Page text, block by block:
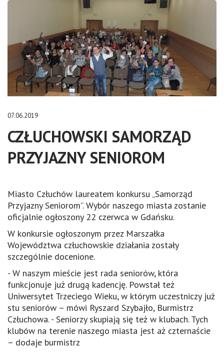
07.06.2019
CZŁUCHOWSKI SAMORZĄD
PRZYJAZNY SENIOROM
Miasto Człuchów laureatem konkursu „Samorząd
Przyjazny Seniorom”. Wybór naszego miasta zostanie
oficjalnie ogłoszony 22 czerwca w Gdańsku.
W konkursie ogłoszonym przez Marszałka
Województwa człuchowskie działania zostały
szczególnie docenione.
- W naszym mieście jest rada seniorów, która
funkcjonuje już drugą kadencję. Powstał też
Uniwersytet Trzeciego Wieku, w którym uczestniczy już
stu seniorów – mówi Ryszard Szybajło, Burmistrz
Człuchowa. - Seniorzy skupiają się też w klubach. Tych
klubów na terenie naszego miasta jest aż czternaście
– dodaje burmistrz